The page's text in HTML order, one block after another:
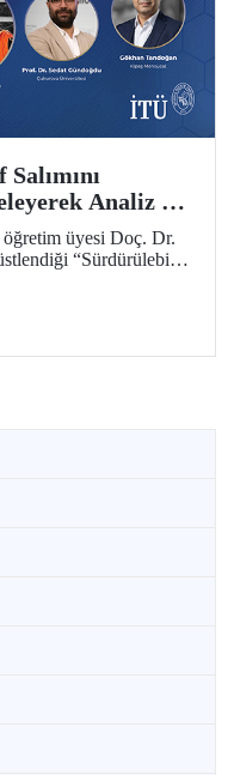
Analiz ve
Projeye
üyesi Doç. Dr.
“Sürdürülebilir
UV Maruziyeti